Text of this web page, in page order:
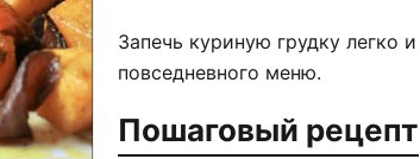
Запечь куриную грудку легко
повседневного меню.
Пошаговый рецепт